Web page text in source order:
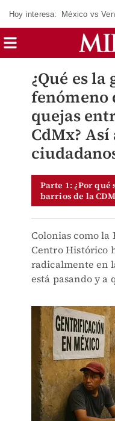
Hoy interesa: México vs
¿Qué es
fenómeno
quejas
CdMx?
Parte 1: ¿Por
barrios de la
Colonias como la
Centro Histórico
radicalmente en
está pasando y a